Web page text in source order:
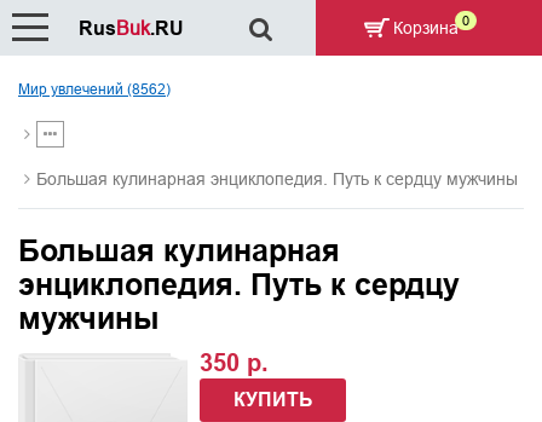
Мир увлечений (8562)
Большая кулинарная энциклопедия. Путь к сердцу мужчины
Большая кулинарная
энциклопедия. Путь к сердцу
мужчины
350 р.
КУПИТЬ
RusBuk.RU Корзина 0